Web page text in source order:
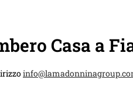
Casa a